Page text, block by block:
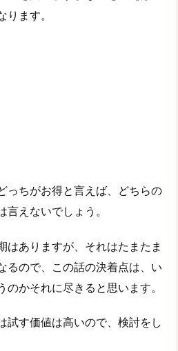
ます。
っちがお得と言えば、どちらの
えないでしょう。
はありますが、それはたまたま
るので、この話の決着点は、い
かそれに尽きると思います。
試す価値は高いので、検討をし